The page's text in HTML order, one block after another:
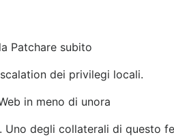
Patchare subito
dei privilegi locali.
in meno di unora
degli collaterali di questo